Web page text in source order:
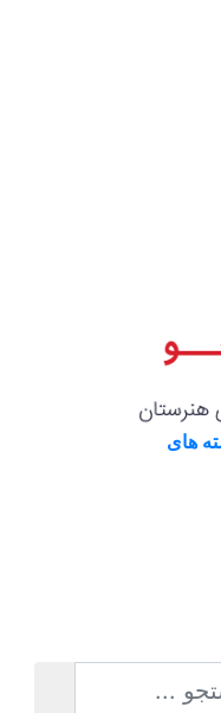
های